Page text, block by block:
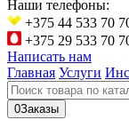
Наши телефоны:
+375 44 533 70
+375 29 533 70
Написать нам
Главная Услуги
0Заказы